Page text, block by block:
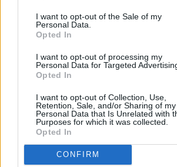
I want to opt-out of the Sale of my
Personal Data.
Opted In
I want to opt-out of processing my
Personal Data for Targeted
Opted In
I want to opt-out of Collection, Use,
Retention, Sale, and/or Sharing of my
Personal Data that Is Unrelated with
Purposes for which it was collected.
Opted In
CONFIRM
Koh Samui
Lanzarote Larnaka Lefkas
Mangalia Marseille
Mexico City
Miami